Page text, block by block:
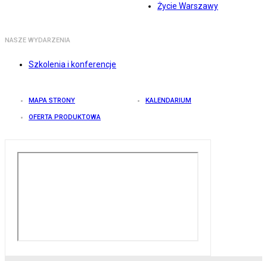
Życie Warszawy
NASZE WYDARZENIA
Szkolenia i konferencje
MAPA STRONY KALENDARIUM
OFERTA PRODUKTOWA